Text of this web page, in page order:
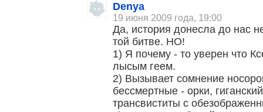
Denya
19 июня 2009 года, 19:00
Да, история донесла до нас
той битве. НО!
1) Я почему - то уверен что
лысым геем.
2) Вызывает сомнение
бессмертные - орки,
трансвиститы с